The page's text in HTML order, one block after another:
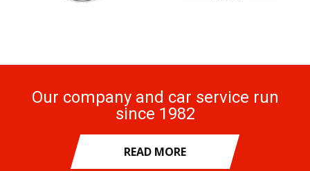
Our company and car service run
since 1982
READ MORE